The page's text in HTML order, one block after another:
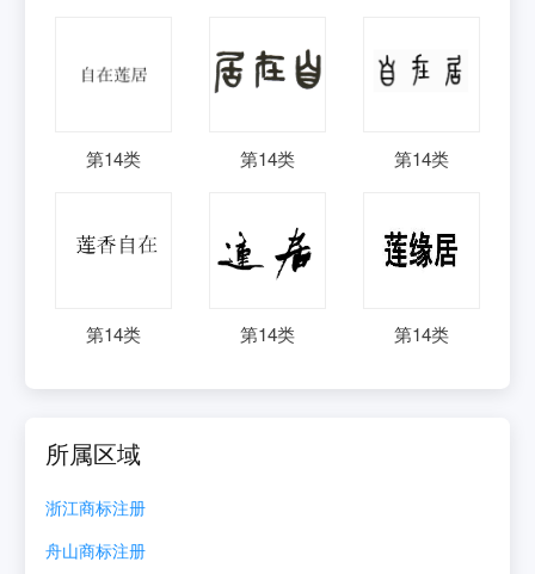
第14类 第14类 第14类
第14类 第14类 第14类
所属区域
浙江商标注册
舟山商标注册